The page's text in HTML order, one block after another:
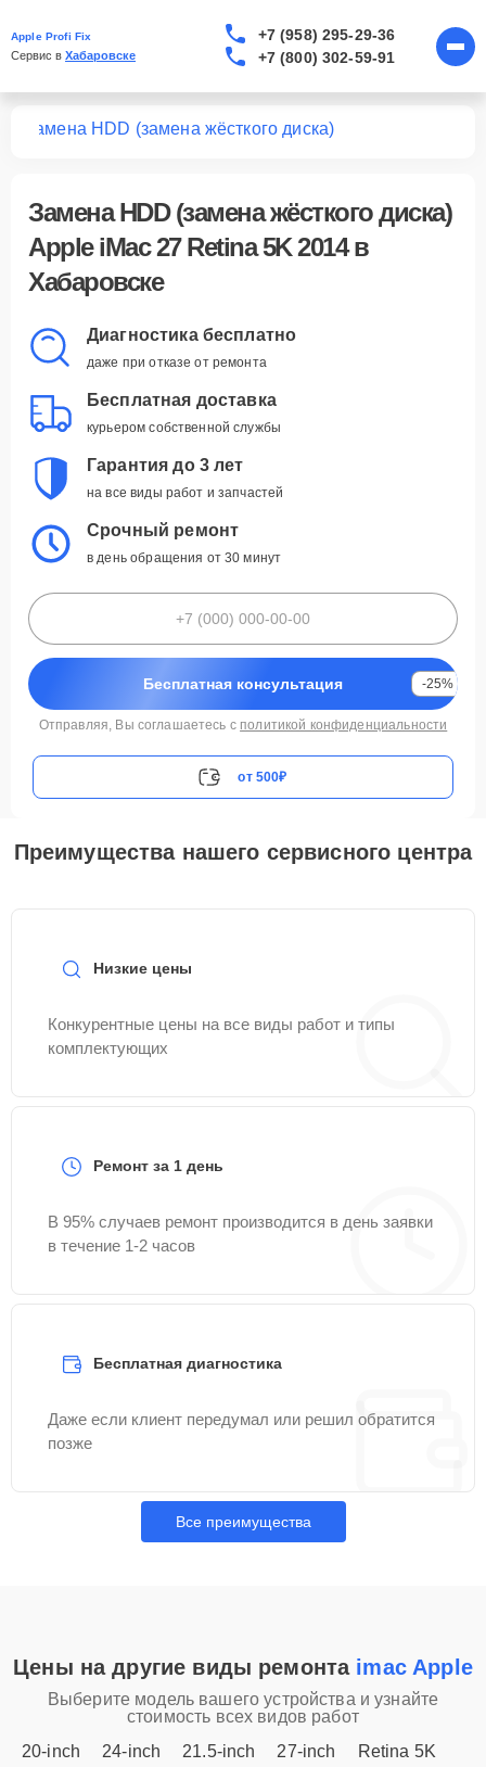
Apple Profi Fix
Сервис в Хабаровске
+7 (958) 295-29-36
+7 (800) 302-59-91
Замена HDD (замена жёсткого диска)
Замена HDD (замена жёсткого диска)
Apple iMac 27 Retina 5K 2014 в
Хабаровске
Диагностика бесплатно
даже при отказе от ремонта
Бесплатная доставка
курьером собственной службы
Гарантия до 3 лет
на все виды работ и запчастей
Срочный ремонт
в день обращения от 30 минут
Бесплатная консультация -25%
Отправляя, Вы соглашаетесь с политикой конфиденциальности
от 500₽
Преимущества нашего сервисного центра
Низкие цены
Конкурентные цены на все виды работ и типы
комплектующих
Ремонт за 1 день
В 95% случаев ремонт производится в день заявки
в течение 1-2 часов
Бесплатная диагностика
Даже если клиент передумал или решил обратится
позже
Все преимущества
Цены на другие виды ремонта imac Apple
Выберите модель вашего устройства и узнайте
стоимость всех видов работ
20-inch
24-inch 21.5-inch 27-inch
Retina 5K